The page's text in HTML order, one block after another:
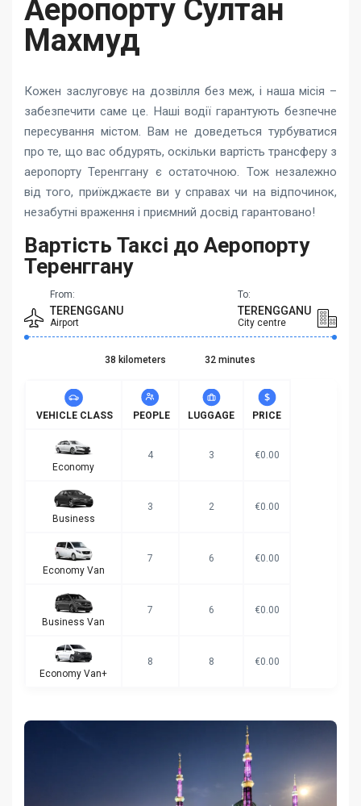
Аеропорту Султан
Махмуд
Кожен заслуговує на дозвілля без меж, і наша місія –
забезпечити саме це. Наші водії гарантують безпечне
пересування містом. Вам не доведеться турбуватися
про те, що вас обдурять, оскільки вартість трансферу з
аеропорту Теренггану є остаточною. Тож незалежно
від того, приїжджаєте ви у справах чи на відпочинок,
незабутні враження і приємний досвід гарантовано!
Вартість Таксі до Аеропорту
Теренггану
From:
TERENGGANU
Airport
To:
TERENGGANU
City centre
38 kilometers 32 minutes
VEHICLE CLASS PEOPLE LUGGAGE PRICE
Economy
4 3 €0.00
Business
3 2 €0.00
Economy Van
7 6 €0.00
Business Van
7 6 €0.00
Economy Van+
8 8 €0.00